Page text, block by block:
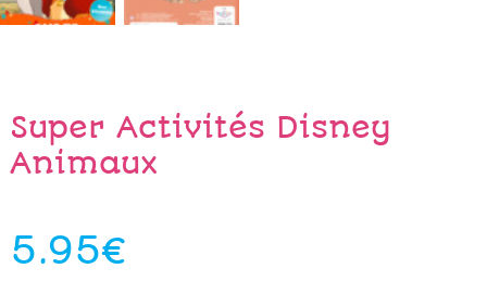
Super Activités Disney
Animaux
5.95€